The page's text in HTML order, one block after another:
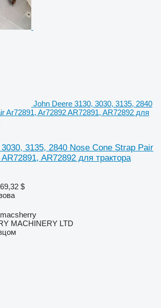
John Deere 3130, 3030, 3135, 2840
Ar72891, Ar72892 AR72891, AR72892 для
3135, 2840 Nose Cone Strap Pair
AR72892 для трактора
$
MACHINERY LTD